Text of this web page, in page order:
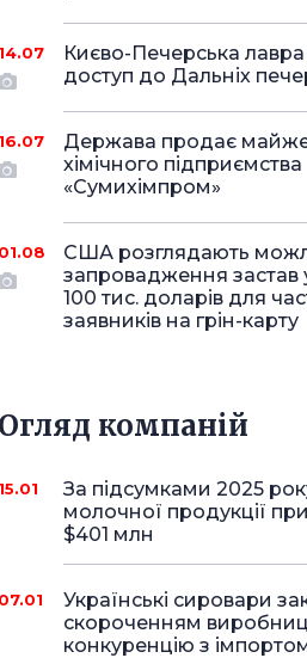
14.07
Києво-Печерська лавра
доступ до Дальніх
16.07
Держава продає майже
хімічного підприємства
«Сумихімпром»
01.08
США розглядають
запровадження застав
100 тис. доларів для
заявників на грін-карту
Огляд компаній
15.01
За підсумками 2025
молочної продукції
$401 млн
07.01
Українські сировари
скороченням
конкуренцію з